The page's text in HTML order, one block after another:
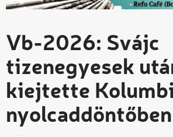
Vb-2026: Svájc
tizenegyesek
kiejtette
nyolcaddöntőben